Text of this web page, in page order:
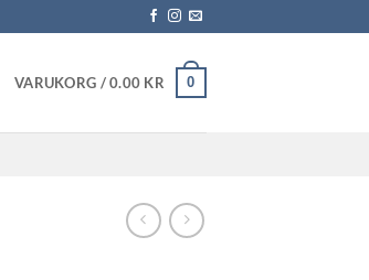
VARUKORG /0.00 KR 0